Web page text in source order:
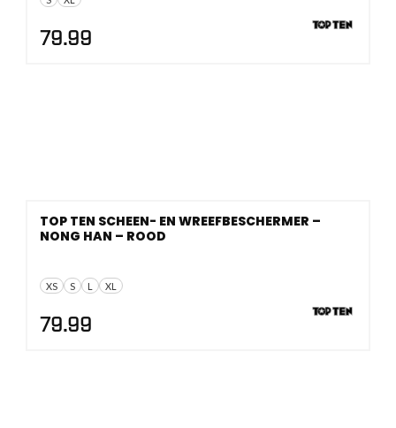
79.99
XS S L XL
TOP TEN SCHEEN- EN WREEFBESCHERMER –
NONG HAN – ROOD
79.99